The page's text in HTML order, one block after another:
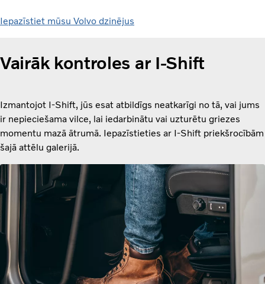
Iepazīstiet mūsu Volvo dzinējus
Vairāk kontroles ar I-Shift
Izmantojot I-Shift, jūs esat atbildīgs neatkarīgi no tā, vai jums
ir nepieciešama vilce, lai iedarbinātu vai uzturētu griezes
momentu mazā ātrumā. Iepazīstieties ar I-Shift priekšrocībām
šajā attēlu galerijā.